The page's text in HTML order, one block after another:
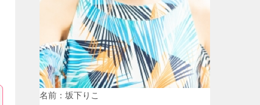
名前：坂下りこ